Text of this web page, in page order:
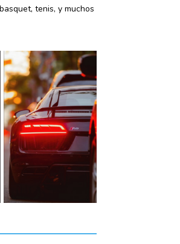
tenis, y muchos